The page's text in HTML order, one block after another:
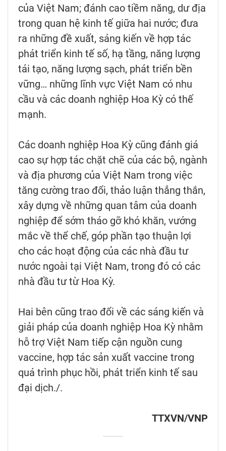
của Việt Nam; đánh cao tiềm năng, dư địa
trong quan hệ kinh tế giữa hai nước; đưa
ra những đề xuất, sáng kiến về hợp tác
phát triển kinh tế số, hạ tầng, năng lượng
tái tạo, năng lượng sạch, phát triển bền
vững… những lĩnh vực Việt Nam có nhu
cầu và các doanh nghiệp Hoa Kỳ có thế
mạnh.
Các doanh nghiệp Hoa Kỳ cũng đánh giá
cao sự hợp tác chặt chẽ của các bộ, ngành
và địa phương của Việt Nam trong việc
tăng cường trao đổi, thảo luận thẳng thắn,
xây dựng về những quan tâm của doanh
nghiệp để sớm tháo gỡ khó khăn, vướng
mắc về thể chế, góp phần tạo thuận lợi
cho các hoạt động của các nhà đầu tư
nước ngoài tại Việt Nam, trong đó có các
nhà đầu tư từ Hoa Kỳ.
Hai bên cũng trao đổi về các sáng kiến và
giải pháp của doanh nghiệp Hoa Kỳ nhằm
hỗ trợ Việt Nam tiếp cận nguồn cung
vaccine, hợp tác sản xuất vaccine trong
quá trình phục hồi, phát triển kinh tế sau
đại dịch./.
TTXVN/VNP